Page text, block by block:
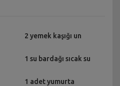
2 yemek kaşığı un
1 su bardağı sıcak su
1 adet yumurta